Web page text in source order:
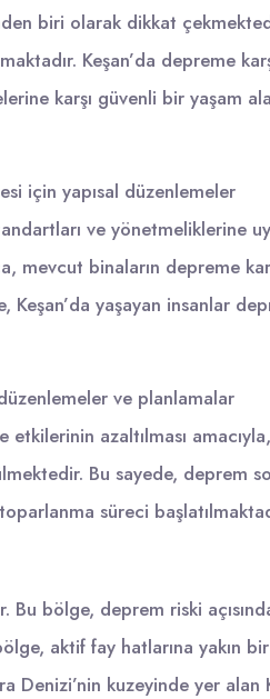
biri olarak dikkat
Keşan’da depreme
karşı güvenli bir yaşam
için yapısal düzenlemeler
ve yönetmeliklerine
mevcut binaların depreme
Keşan’da yaşayan insanlar
ve planlamalar
azaltılması amacıyla,
Bu sayede, deprem
süreci
Bu bölge, deprem riski
aktif fay hatlarına yakın
Denizi’nin kuzeyinde yer alan